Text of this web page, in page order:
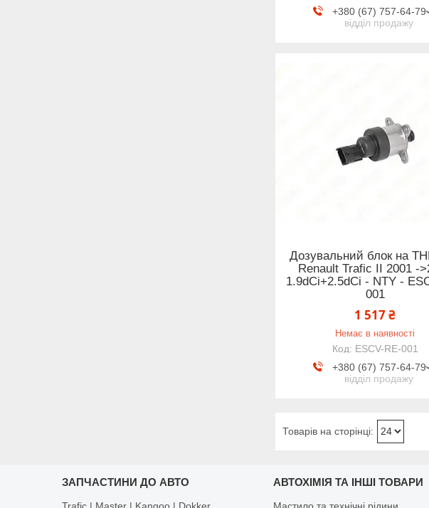
+380 (67) 757-64-79
відділ продажу
Дозувальний блок на
Renault Trafic II 2001 -
1.9dCi+2.5dCi - NTY -
001
1 517 ₴
Немає в наявності
ESCV-RE-001
+380 (67) 757-64-79
відділ продажу
ЗАПЧАСТИНИ ДО АВТО
Trafic | Master | Kangoo | Dokker
АВТОХІМІЯ ТА ІНШІ ТОВАРИ
Мастило та технічні рідини